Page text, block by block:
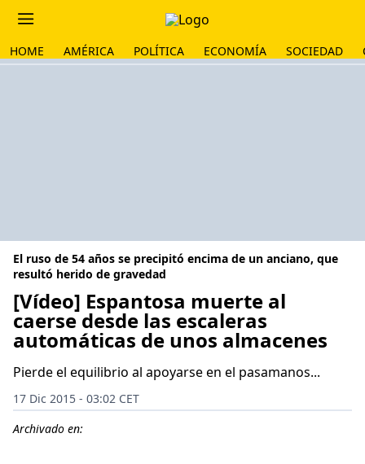
HOME AMÉRICA POLÍTICA ECONOMÍA SOCIEDAD
El ruso de 54 años se precipitó encima de un anciano, que
resultó herido de gravedad
[Vídeo] Espantosa muerte al
caerse desde las escaleras
automáticas de unos almacenes
Pierde el equilibrio al apoyarse en el pasamanos...
17 Dic 2015 - 03:02 CET
Archivado en: